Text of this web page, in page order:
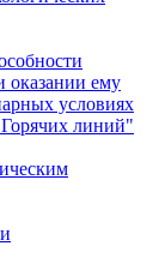
оказании ему
условиях
линий"